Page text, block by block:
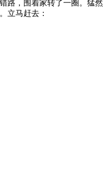
路，围着家转了一圈。猛然
立马赶去：